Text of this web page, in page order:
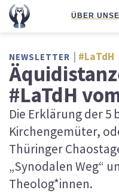
ÜBER UNS
NEWSLETTER #LaTdH
#LaTdH
Die Erklärung der 5
Kirchengemüter,
Thüringer
„Synodalen Weg“
Theolog*innen.